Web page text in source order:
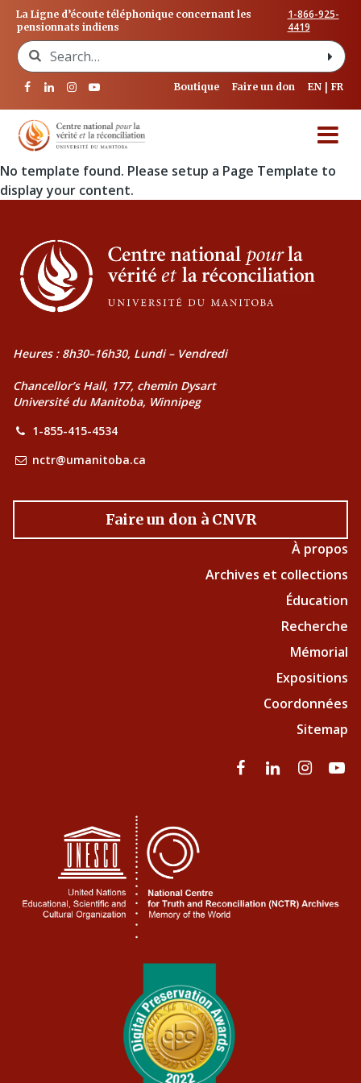
La Ligne d’écoute téléphonique concernant les
pensionnats indiens
1-866-925-
4419
Search for:
Boutique Faire un don EN FR
No template found. Please setup a Page Template to
display your content.
Heures : 8h30–16h30, Lundi – Vendredi
Chancellor’s Hall, 177, chemin Dysart
Université du Manitoba, Winnipeg
1-855-415-4534
nctr@umanitoba.ca
Faire un don à CNVR
À propos
Archives et collections
Éducation
Recherche
Mémorial
Expositions
Coordonnées
Sitemap